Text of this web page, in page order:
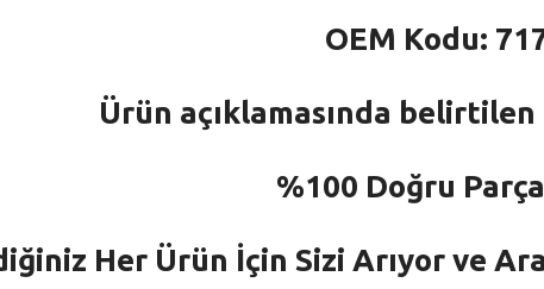
OEM Kodu:
Ürün açıklamasında
%100 Doğru
Her Ürün İçin Sizi Arıyor ve